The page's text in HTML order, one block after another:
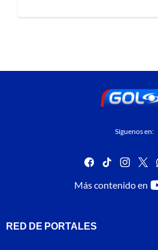
Síguenos en:
facebook
tiktok
Más contenido en
RED DE PORTALES